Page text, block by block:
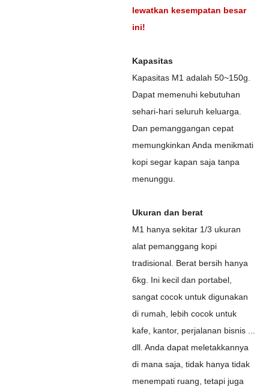
lewatkan kesempatan besar
ini!
Kapasitas
Kapasitas M1 adalah 50~150g.
Dapat memenuhi kebutuhan
sehari-hari seluruh keluarga.
Dan pemanggangan cepat
memungkinkan Anda menikmati
kopi segar kapan saja tanpa
menunggu.
Ukuran dan berat
M1 hanya sekitar 1/3 ukuran
alat pemanggang kopi
tradisional. Berat bersih hanya
6kg. Ini kecil dan portabel,
sangat cocok untuk digunakan
di rumah, lebih cocok untuk
kafe, kantor, perjalanan bisnis ...
dll. Anda dapat meletakkannya
di mana saja, tidak hanya tidak
menempati ruang, tetapi juga